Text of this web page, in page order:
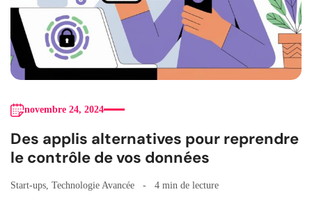
novembre 24, 2024
Des applis alternatives pour reprendre
le contrôle de vos données
Start-ups Technologie Avancée 4 min de lecture